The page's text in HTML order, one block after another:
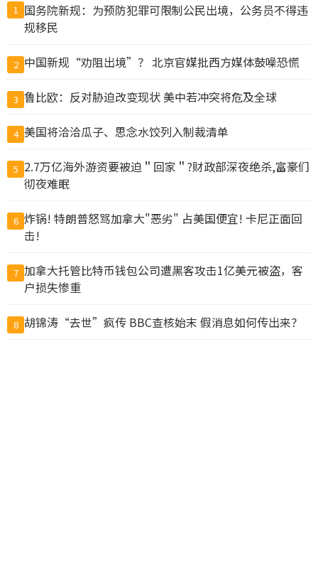
1
国务院新规：为预防犯罪可限制公民出境，公务员不得违
规移民
2 中国新规“劝阻出境”？ 北京官媒批西方媒体鼓噪恐慌
3 鲁比欧：反对胁迫改变现状 美中若冲突将危及全球
4 美国将洽洽瓜子、思念水饺列入制裁清单
5 2.7万亿海外游资要被迫＂回家＂?财政部深夜绝杀,富豪们
彻夜难眠
6 炸锅! 特朗普怒骂加拿大"恶劣" 占美国便宜! 卡尼正面回
击!
7 加拿大托管比特币钱包公司遭黑客攻击1亿美元被盗，客
户损失惨重
8 胡锦涛“去世”疯传 BBC查核始末 假消息如何传出来？